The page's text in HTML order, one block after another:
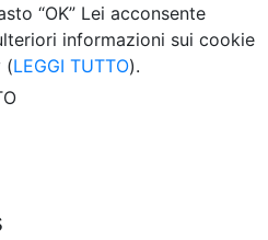
“OK” Lei acconsente
informazioni sui cookie
(LEGGI TUTTO).